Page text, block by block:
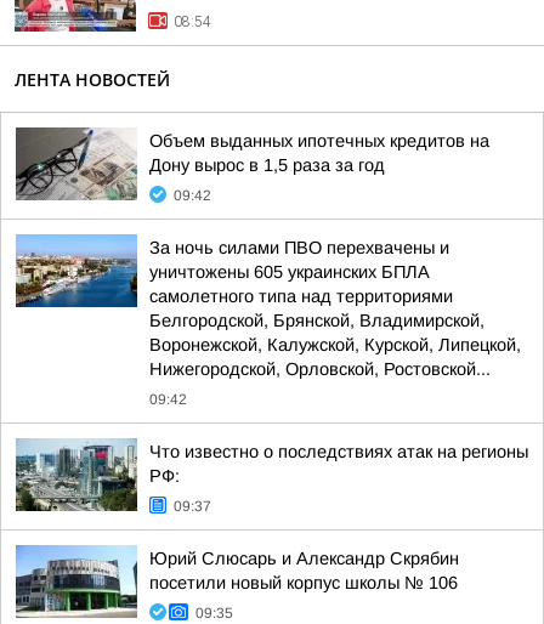
08:54
ЛЕНТА НОВОСТЕЙ
Объем выданных ипотечных кредитов на
Дону вырос в 1,5 раза за год
09:42
За ночь силами ПВО перехвачены и
уничтожены 605 украинских БПЛА
самолетного типа над территориями
Белгородской, Брянской, Владимирской,
Воронежской, Калужской, Курской, Липецкой,
Нижегородской, Орловской, Ростовской...
09:42
Что известно о последствиях атак на регионы
РФ:
09:37
Юрий Слюсарь и Александр Скрябин
посетили новый корпус школы № 106
09:35